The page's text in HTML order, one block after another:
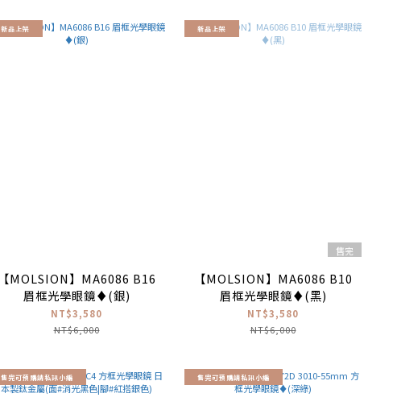
新品上架
【MOLSION】MA6086 B16
眉框光學眼鏡♦(銀)
NT$3,580
NT$6,000
新品上架
售完
【MOLSION】MA6086 B10
眉框光學眼鏡♦(黑)
NT$3,580
NT$6,000
售完可預購請私訊小編 售完可預購請私訊小編